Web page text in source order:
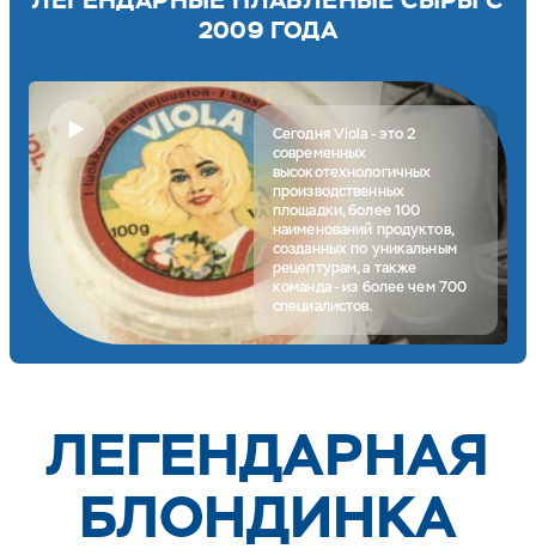
2009 ГОДА
Сегодня Viola - это 2
современных
высокотехнологичных
производственных
площадки, более 100
наименований продуктов,
созданных по уникальным
рецептурам, а также
команда - из более чем 700
специалистов.
ЛЕГЕН­ДАРНАЯ
БЛОН­ДИНКА